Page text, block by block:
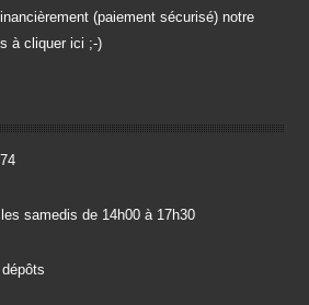
(paiement sécurisé) notre
à cliquer ici ;-)
samedis de 14h00 à 17h30